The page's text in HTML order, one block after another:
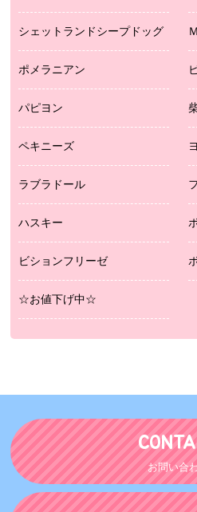
シェットランドシープドッグ
ポメラニアン
パピヨン
ペキニーズ
ラブラドール
ハスキー
ビションフリーゼ
☆お値下げ中☆
お問い合